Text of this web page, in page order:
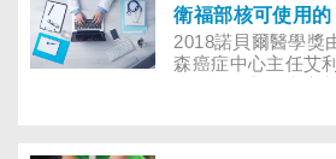
別是嚴重非小細胞
中藥治療，可以減
已獲刊載於知名國
《Complement
2018諾貝爾醫學獎
森癌症中心主任艾
一起抱回殊榮，他